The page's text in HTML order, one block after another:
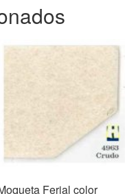
Ferial color